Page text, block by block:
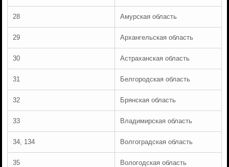
28 Амурская область
29 Архангельская область
30 Астраханская область
31 Белгородская область
32 Брянская область
33 Владимирская область
34, 134 Волгоградская область
35 Вологодская область